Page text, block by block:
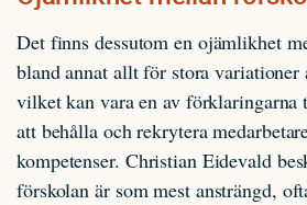
Det finns dessutom en ojämlikhet
bland annat allt för stora variationer
vilket kan vara en av förklaringarna
att behålla och rekrytera
kompetenser. Christian Eidevald
förskolan är som mest ansträngd,